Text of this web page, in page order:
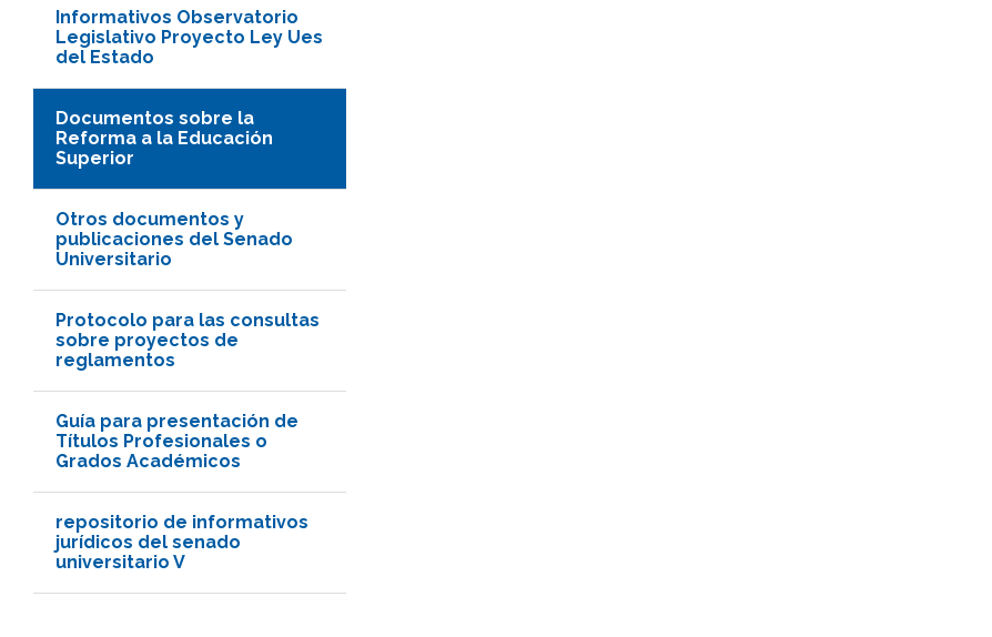
Informativos Observatorio
Legislativo Proyecto Ley Ues
del Estado
Documentos sobre la
Reforma a la Educación
Superior
Otros documentos y
publicaciones del Senado
Universitario
Protocolo para las consultas
sobre proyectos de
reglamentos
Guía para presentación de
Títulos Profesionales o
Grados Académicos
repositorio de informativos
jurídicos del senado
universitario V